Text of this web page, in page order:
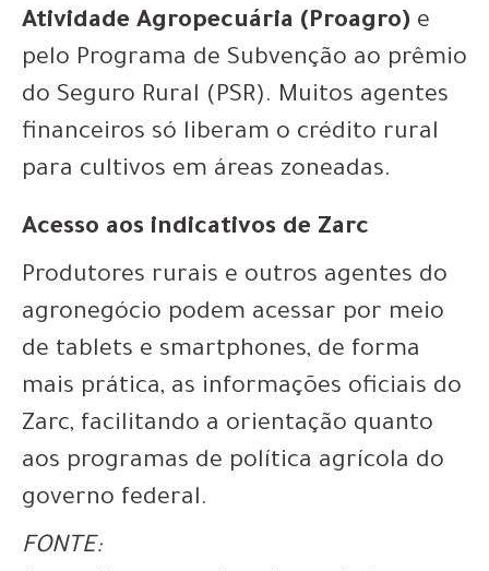
Atividade Agropecuária (Proagro) e
pelo Programa de Subvenção ao prêmio
do Seguro Rural (PSR). Muitos agentes
financeiros só liberam o crédito rural
para cultivos em áreas zoneadas.
Acesso aos indicativos de Zarc
Produtores rurais e outros agentes do
agronegócio podem acessar por meio
de tablets e smartphones, de forma
mais prática, as informações oficiais do
Zarc, facilitando a orientação quanto
aos programas de política agrícola do
governo federal.
FONTE: